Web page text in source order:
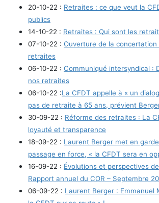
20-10-22 : Retraites : ce que veut la
publics
14-10-22 : Retraites : Qui sont les
07-10-22 : Ouverture de la
retraites
06-10-22 : Communiqué intersyndical :
nos retraites
06-10-22 :La CFDT appelle à « un
pas de retraite à 65 ans, prévient
30-09-22 : Réforme des retraites : La
loyauté et transparence
18-09-22 : Laurent Berger met en
passage en force, « la CFDT sera en
16-09-22 : Évolutions et perspectives
Rapport annuel du COR – Septembre
06-09-22 : Laurent Berger : Emmanuel